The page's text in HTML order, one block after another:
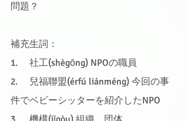
問題？
補充生詞：
1.     社工(shègōng) NPOの職員
2.     兒福聯盟(érfú liánméng) 今回の事
件でベビーシッターを紹介したNPO